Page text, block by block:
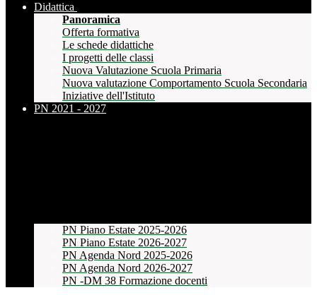
Didattica
Panoramica
Offerta formativa
Le schede didattiche
I progetti delle classi
Nuova Valutazione Scuola Primaria
Nuova valutazione Comportamento Scuola Secondaria
Iniziative dell'Istituto
PN 2021 - 2027
PN Piano Estate 2025-2026
PN Piano Estate 2026-2027
PN Agenda Nord 2025-2026
PN Agenda Nord 2026-2027
PN -DM 38 Formazione docenti